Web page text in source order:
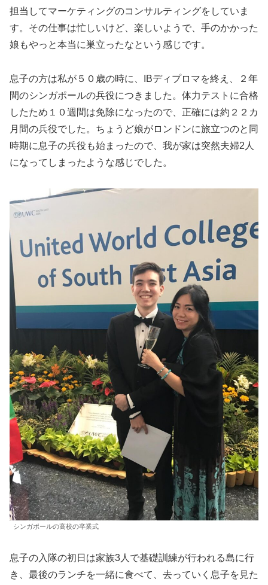
担当してマーケティングのコンサルティングをしていま
す。その仕事は忙しいけど、楽しいようで、手のかかった
娘もやっと本当に巣立ったなという感じです。
息子の方は私が５０歳の時に、IBディプロマを終え、２年
間のシンガポールの兵役につきました。体力テストに合格
したため１０週間は免除になったので、正確には約２２カ
月間の兵役でした。ちょうど娘がロンドンに旅立つのと同
時期に息子の兵役も始まったので、我が家は突然夫婦2人
になってしまったような感じでした。
シンガポールの高校の卒業式
息子の入隊の初日は家族3人で基礎訓練が行われる島に行
き、最後のランチを一緒に食べて、去っていく息子を見た